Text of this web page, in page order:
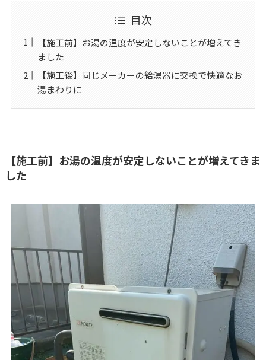
目次
【施工前】お湯の温度が安定しないことが増えてき
ました
【施工後】同じメーカーの給湯器に交換で快適なお
湯まわりに
【施工前】お湯の温度が安定しないことが増えてきま
した